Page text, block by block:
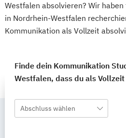
Westfalen absolvieren? Wir
in Nordrhein-Westfalen
Kommunikation als Vollzeit
Finde dein Kommunikation
Westfalen, dass du als
Abschluss wählen